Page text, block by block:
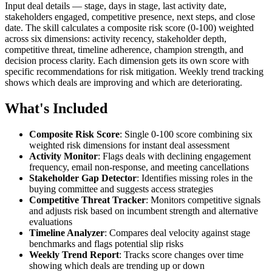
Input deal details — stage, days in stage, last activity date,
stakeholders engaged, competitive presence, next steps, and close
date. The skill calculates a composite risk score (0-100) weighted
across six dimensions: activity recency, stakeholder depth,
competitive threat, timeline adherence, champion strength, and
decision process clarity. Each dimension gets its own score with
specific recommendations for risk mitigation. Weekly trend tracking
shows which deals are improving and which are deteriorating.
What's Included
Composite Risk Score: Single 0-100 score combining six
weighted risk dimensions for instant deal assessment
Activity Monitor: Flags deals with declining engagement
frequency, email non-response, and meeting cancellations
Stakeholder Gap Detector: Identifies missing roles in the
buying committee and suggests access strategies
Competitive Threat Tracker: Monitors competitive signals
and adjusts risk based on incumbent strength and alternative
evaluations
Timeline Analyzer: Compares deal velocity against stage
benchmarks and flags potential slip risks
Weekly Trend Report: Tracks score changes over time
showing which deals are trending up or down